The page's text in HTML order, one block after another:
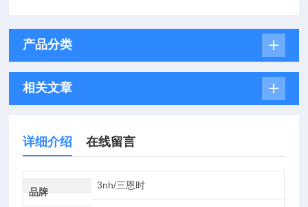
产品分类
相关文章
详细介绍 在线留言
品牌
3nh/三恩时